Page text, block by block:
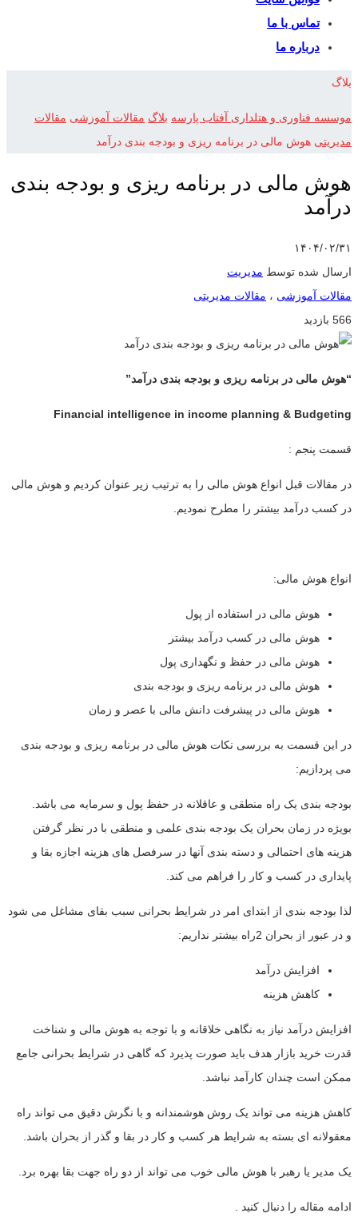
تماس با ما
درباره ما
بلاگ
موسسه فناوری و هتلداری آفتاب پارسه بلاگ مقالات آموزشی مقالات
مدیریتی هوش مالی در برنامه ریزی و بودجه بندی درآمد
هوش مالی در برنامه ریزی و بودجه بندی
درآمد
۱۴۰۴/۰۲/۳۱
ارسال شده توسط مدیریت
مقالات آموزشی ، مقالات مدیریتی
566 بازدید
“هوش مالی در برنامه ریزی و بودجه بندی درآمد”
Financial intelligence in income planning & Budgeting
قسمت پنجم :
در مقالات قبل انواع هوش مالی را به ترتیب زیر عنوان کردیم و هوش مالی
در کسب درآمد بیشتر را مطرح نمودیم.
انواع هوش مالی:
هوش مالی در استفاده از پول
هوش مالی در کسب درآمد بیشتر
هوش مالی در حفظ و نگهداری پول
هوش مالی در برنامه ریزی و بودجه بندی
هوش مالی در پیشرفت دانش مالی با عصر و زمان
در این قسمت به بررسی نکات هوش مالی در برنامه ریزی و بودجه بندی
می پردازیم:
بودجه بندی یک راه منطقی و عاقلانه در حفظ پول و سرمایه می باشد.
بویژه در زمان بحران یک بودجه بندی علمی و منطقی با در نظر گرفتن
هزینه های احتمالی و دسته بندی آنها در سرفصل های هزینه اجازه بقا و
پایداری در کسب و کار را فراهم می کند.
لذا بودجه بندی از ابتدای امر در شرایط بحرانی سبب بقای مشاغل می شود
و در عبور از بحران 2راه بیشتر نداریم:
افزایش درآمد
کاهش هزینه
افزایش درآمد نیاز به نگاهی خلاقانه و با توجه به هوش مالی و شناخت
قدرت خرید بازار هدف باید صورت پذیرد که گاهی در شرایط بحرانی جامع
ممکن است چندان کارآمد نباشد.
کاهش هزینه می تواند یک روش هوشمندانه و با نگرش دقیق می تواند راه
معقولانه ای بسته به شرایط هر کسب و کار در بقا و گذر از بحران باشد.
یک مدیر یا رهبر با هوش مالی خوب می تواند از دو راه جهت بقا بهره برد.
ادامه مقاله را دنبال کنید .